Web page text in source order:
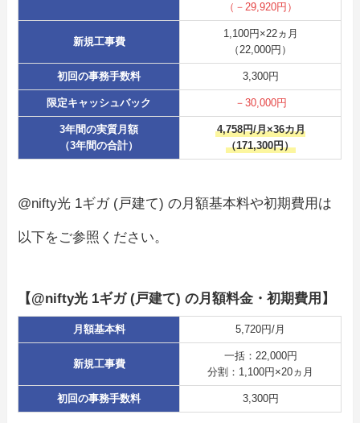
（－29,920円）
新規工事費
1,100円×22ヵ月
（22,000円）
初回の事務手数料 3,300円
限定キャッシュバック －30,000円
3年間の実質月額
（3年間の合計）
4,758円/月×36カ月
（171,300円）
@nifty光 1ギガ (戸建て) の月額基本料や初期費用は
以下をご参照ください。
【@nifty光 1ギガ (戸建て) の月額料金・初期費用】
月額基本料 5,720円/月
新規工事費
一括：22,000円
分割：1,100円×20ヵ月
初回の事務手数料 3,300円